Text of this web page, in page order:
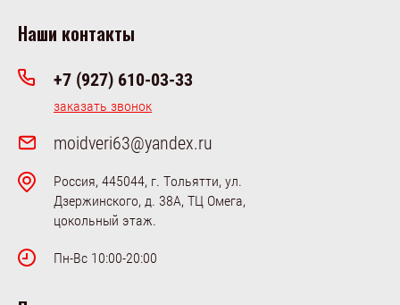
Наши контакты
+7 (927) 610-03-33
заказать звонок
moidveri63@yandex.ru
Россия, 445044, г. Тольятти, ул.
Дзержинского, д. 38А, ТЦ Омега,
цокольный этаж.
Пн-Вс 10:00-20:00